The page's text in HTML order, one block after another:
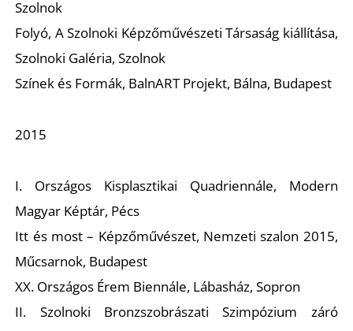
Szolnok
Folyó, A Szolnoki Képzőművészeti Társaság kiállítása,
Szolnoki Galéria, Szolnok
Színek és Formák, BalnART Projekt, Bálna, Budapest
2015
I. Országos Kisplasztikai Quadriennále, Modern
Magyar Képtár, Pécs
Itt és most– Képzőművészet, Nemzeti szalon 2015,
Műcsarnok, Budapest
XX. Országos Érem Biennále, Lábasház, Sopron
II. Szolnoki Bronzszobrászati Szimpózium záró